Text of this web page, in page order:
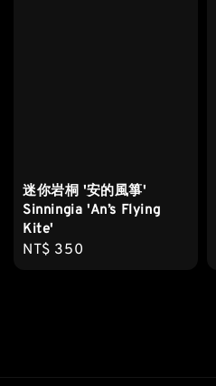
迷你岩桐 '安的風箏'
Sinningia 'An’s Flying
Kite'
Regular
NT$ 350